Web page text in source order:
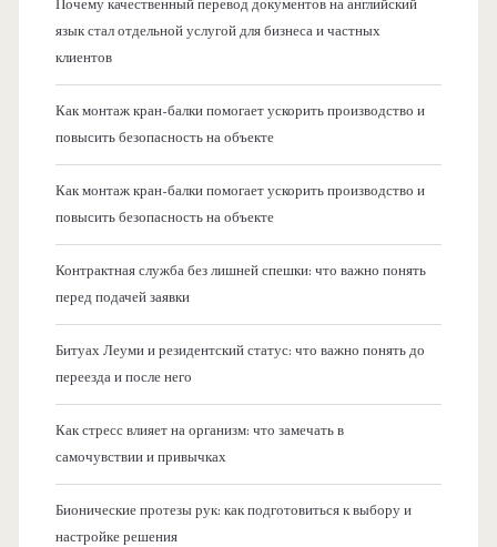
Почему качественный перевод документов на английский
язык стал отдельной услугой для бизнеса и частных
клиентов
Как монтаж кран-балки помогает ускорить производство и
повысить безопасность на объекте
Как монтаж кран-балки помогает ускорить производство и
повысить безопасность на объекте
Контрактная служба без лишней спешки: что важно понять
перед подачей заявки
Битуах Леуми и резидентский статус: что важно понять до
переезда и после него
Как стресс влияет на организм: что замечать в
самочувствии и привычках
Бионические протезы рук: как подготовиться к выбору и
настройке решения